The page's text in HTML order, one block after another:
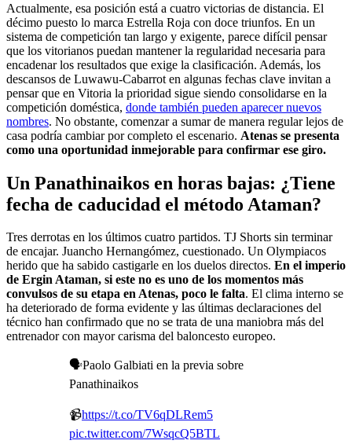
Actualmente, esa posición está a cuatro victorias de distancia. El
décimo puesto lo marca Estrella Roja con doce triunfos. En un
sistema de competición tan largo y exigente, parece difícil pensar
que los vitorianos puedan mantener la regularidad necesaria para
encadenar los resultados que exige la clasificación. Además, los
descansos de Luwawu-Cabarrot en algunas fechas clave invitan a
pensar que en Vitoria la prioridad sigue siendo consolidarse en la
competición doméstica, donde también pueden aparecer nuevos
nombres. No obstante, comenzar a sumar de manera regular lejos de
casa podría cambiar por completo el escenario. Atenas se presenta
como una oportunidad inmejorable para confirmar ese giro.
Un Panathinaikos en horas bajas: ¿Tiene
fecha de caducidad el método Ataman?
Tres derrotas en los últimos cuatro partidos. TJ Shorts sin terminar
de encajar. Juancho Hernangómez, cuestionado. Un Olympiacos
herido que ha sabido castigarle en los duelos directos. En el imperio
de Ergin Ataman, si este no es uno de los momentos más
convulsos de su etapa en Atenas, poco le falta. El clima interno se
ha deteriorado de forma evidente y las últimas declaraciones del
técnico han confirmado que no se trata de una maniobra más del
entrenador con mayor carisma del baloncesto europeo.
🗣️Paolo Galbiati en la previa sobre
Panathinaikos
📹https://t.co/TV6qDLRem5
pic.twitter.com/7WsqcQ5BTL